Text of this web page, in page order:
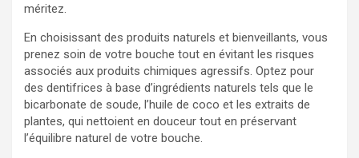
méritez.
En choisissant des produits naturels et bienveillants, vous
prenez soin de votre bouche tout en évitant les risques
associés aux produits chimiques agressifs. Optez pour
des dentifrices à base d’ingrédients naturels tels que le
bicarbonate de soude, l’huile de coco et les extraits de
plantes, qui nettoient en douceur tout en préservant
l’équilibre naturel de votre bouche.